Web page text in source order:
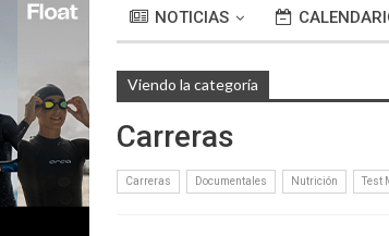
NOTICIAS
Viendo la categoría
Carreras
Carreras Documentales Nutrición Test